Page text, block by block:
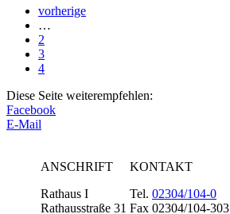
vorherige
…
2
3
4
Diese Seite weiterempfehlen:
Facebook
E-Mail
ANSCHRIFT
Rathaus I
Rathausstraße 31
KONTAKT
Tel. 02304/104-0
Fax 02304/104-303